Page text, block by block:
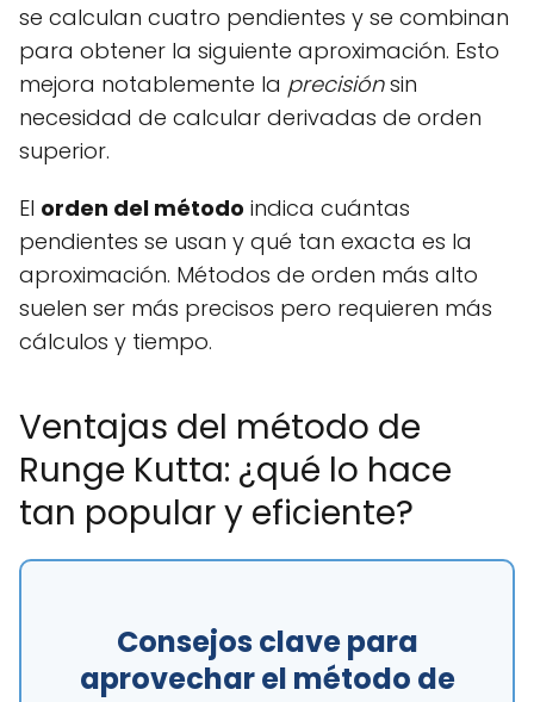
se calculan cuatro pendientes y se combinan
para obtener la siguiente aproximación. Esto
mejora notablemente la precisiónsin
necesidad de calcular derivadas de orden
superior.
El orden del método indica cuántas
pendientes se usan y qué tan exacta es la
aproximación. Métodos de orden más alto
suelen ser más precisos pero requieren más
cálculos y tiempo.
Ventajas del método de
Runge Kutta: ¿qué lo hace
tan popular y eficiente?
Consejos clave para
aprovechar el método de